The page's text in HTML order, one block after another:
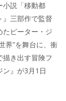
小説「移動都
三部作で監督
たピーター・ジ
界”を舞台に、衝
き出す冒険フ
ン』が3月1日